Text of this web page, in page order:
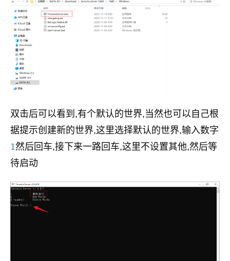
双击后可以看到,有个默认的世界,当然也可以自己根
据提示创建新的世界,这里选择默认的世界,输入数字
1然后回车,接下来一路回车,这里不设置其他,然后等
待启动